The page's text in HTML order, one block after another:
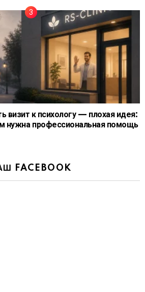
визит к психологу — плохая идея:
нужна профессиональная помощь
FACEBOOK